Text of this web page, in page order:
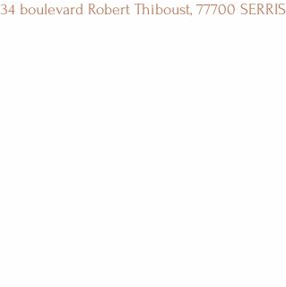
34 boulevard Robert Thiboust, 77700 SERRIS